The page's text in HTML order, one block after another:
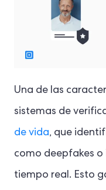
Una de las
sistemas de
de vida, que
como deepfakes
tiempo real. Esto